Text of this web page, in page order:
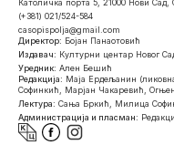
Католичка порта 5, 21000 Нови Сад,
(+381) 021/524-584
casopispolja@gmail.com
Директор: Бојан Панаотовић
Издавач: Културни центар Новог
Уредник: Ален Бешић
Редакција: Маја Ердељанин
Софинкић, Марјан Чакаревић,
Лектура: Сања Бркић, Милица
Администрација и пласман: